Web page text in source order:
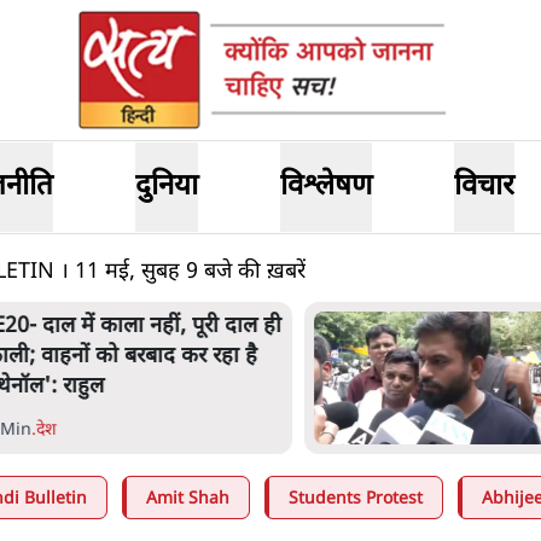
दुनिया विश्लेषण विचार
। 11 मई, सुबह 9 बजे की ख़बरें
दाल में काला नहीं, पूरी दाल ही
वाहनों को बरबाद कर रहा है
राहुल
.देश
Bulletin Amit Shah Students Protest